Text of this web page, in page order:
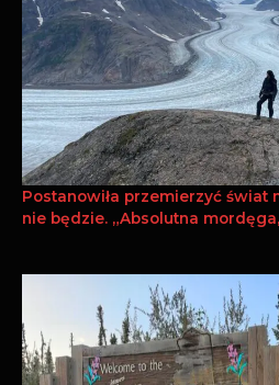
Postanowiła przemierzyć świat
nie będzie. „Absolutna